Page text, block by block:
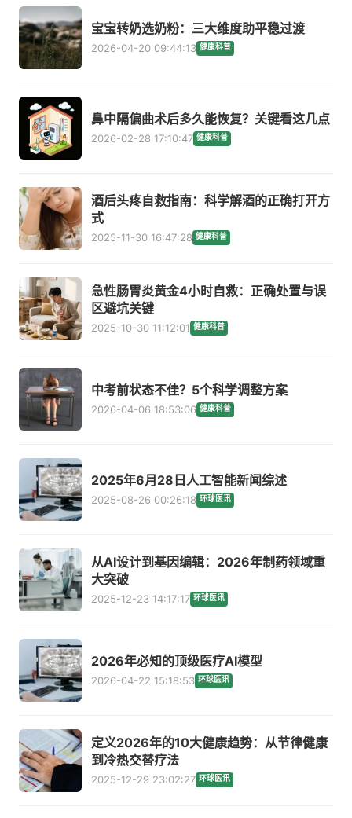
宝宝转奶选奶粉：三大维度助平稳过渡
2026-04-20 09:44:13 健康科普
鼻中隔偏曲术后多久能恢复？关键看这几点
2026-02-28 17:10:47 健康科普
酒后头疼自救指南：科学解酒的正确打开方
式
2025-11-30 16:47:28 健康科普
急性肠胃炎黄金4小时自救：正确处置与误
区避坑关键
2025-10-30 11:12:01 健康科普
中考前状态不佳？5个科学调整方案
2026-04-06 18:53:06 健康科普
2025年6月28日人工智能新闻综述
2025-08-26 00:26:18 环球医讯
从AI设计到基因编辑：2026年制药领域重
大突破
2025-12-23 14:17:17 环球医讯
2026年必知的顶级医疗AI模型
2026-04-22 15:18:53 环球医讯
定义2026年的10大健康趋势：从节律健康
到冷热交替疗法
2025-12-29 23:02:27 环球医讯